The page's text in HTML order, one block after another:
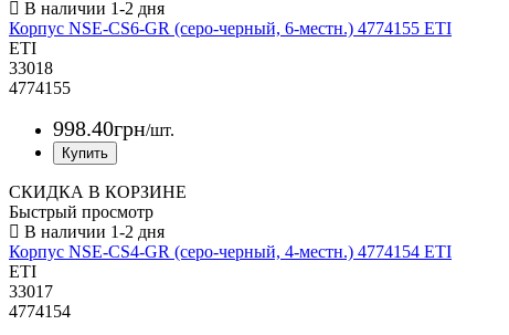
Корпус NSE-CS6-GR (серо-черный, 6-местн.) 4774155 ETI
ETI
33018
4774155
998.40грн/шт.
СКИДКА В КОРЗИНЕ
Быстрый просмотр
Корпус NSE-CS4-GR (серо-черный, 4-местн.) 4774154 ETI
ETI
33017
4774154